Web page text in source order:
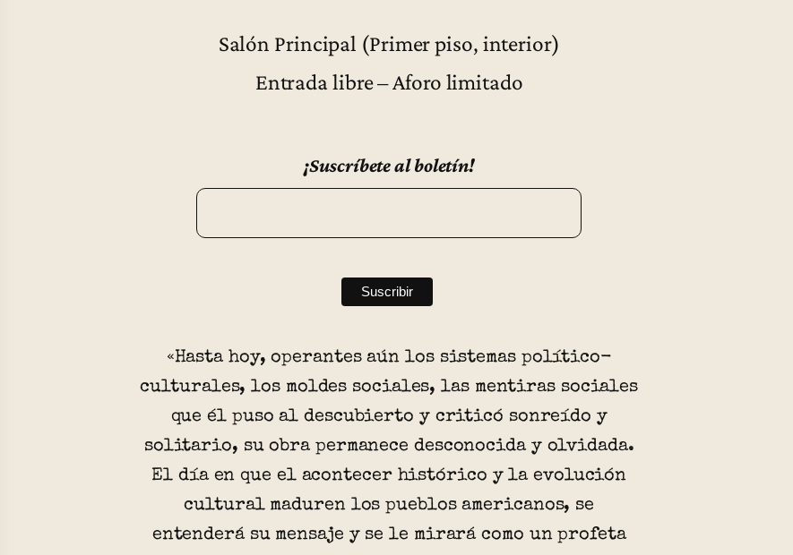
Salón Principal (Primer piso, interior)
Entrada libre – Aforo limitado
¡Suscríbete al boletín!
«Hasta hoy, operantes aún los sistemas político-
culturales, los moldes sociales, las mentiras sociales
que él puso al descubierto y criticó sonreído y
solitario, su obra permanece desconocida y olvidada.
El día en que el acontecer histórico y la evolución
cultural maduren los pueblos americanos, se
entenderá su mensaje y se le mirará como un profeta